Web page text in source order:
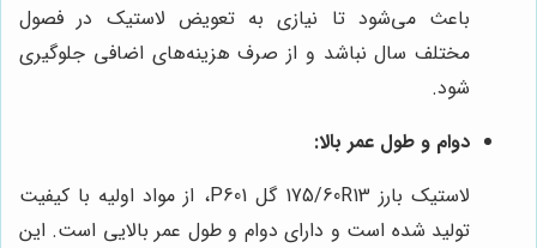
باعث می‌شود تا نیازی به تعویض لاستیک در فصول
مختلف سال نباشد و از صرف هزینه‌های اضافی جلوگیری
شود.
دوام و طول عمر بالا:
لاستیک بارز 175/60R13 گل P601، از مواد اولیه با کیفیت
تولید شده است و دارای دوام و طول عمر بالایی است. این